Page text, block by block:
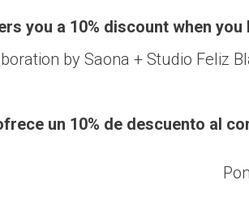
a 10% discount when you
by Saona + Studio Feliz
10% de descuento al
Feliz Blau.